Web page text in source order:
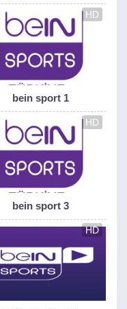
HD
bein sport 1
HD
bein sport 3
HD